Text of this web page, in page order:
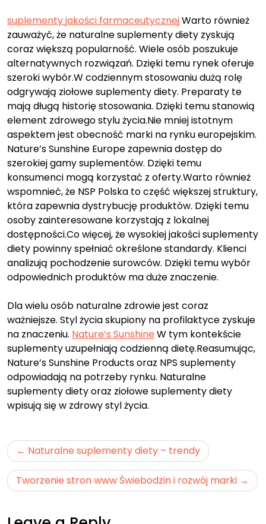
suplementy jakości farmaceutycznejWarto również
zauważyć, że naturalne suplementy diety zyskują
coraz większą popularność. Wiele osób poszukuje
alternatywnych rozwiązań. Dzięki temu rynek oferuje
szeroki wybór.W codziennym stosowaniu dużą rolę
odgrywają ziołowe suplementy diety. Preparaty te
mają długą historię stosowania. Dzięki temu stanowią
element zdrowego stylu życia.Nie mniej istotnym
aspektem jest obecność marki na rynku europejskim.
Nature’s Sunshine Europe zapewnia dostęp do
szerokiej gamy suplementów. Dzięki temu
konsumenci mogą korzystać z oferty.Warto również
wspomnieć, że NSP Polska to część większej struktury,
która zapewnia dystrybucję produktów. Dzięki temu
osoby zainteresowane korzystają z lokalnej
dostępności.Co więcej, że wysokiej jakości suplementy
diety powinny spełniać określone standardy. Klienci
analizują pochodzenie surowców. Dzięki temu wybór
odpowiednich produktów ma duże znaczenie.
Dla wielu osób naturalne zdrowie jest coraz
ważniejsze. Styl życia skupiony na profilaktyce zyskuje
na znaczeniu. Nature’s SunshineW tym kontekście
suplementy uzupełniają codzienną dietę.Reasumując,
Nature’s Sunshine Products oraz NPS suplementy
odpowiadają na potrzeby rynku. Naturalne
suplementy diety oraz ziołowe suplementy diety
wpisują się w zdrowy styl życia.
Nawigacja
wpisu
Naturalne suplementy diety – trendy
Tworzenie stron www Świebodzin i rozwój marki